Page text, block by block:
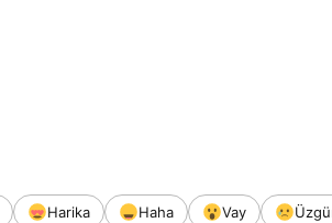
Harika Haha Vay